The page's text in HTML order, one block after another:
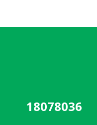
18078036